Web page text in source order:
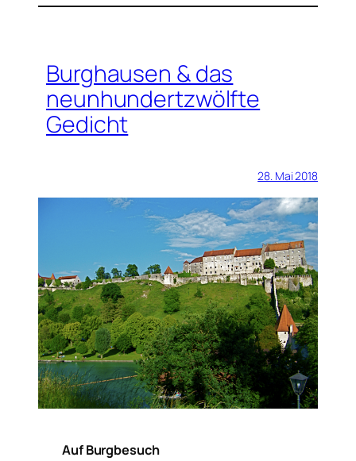
Burghausen & das
neunhundertzwölfte
Gedicht
28. Mai 2018
Auf Burgbesuch